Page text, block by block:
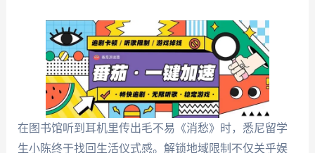
在图书馆听到耳机里传出毛不易《消愁》时，悉尼留学
生小陈终于找回生活仪式感。解锁地域限制不仅关乎娱